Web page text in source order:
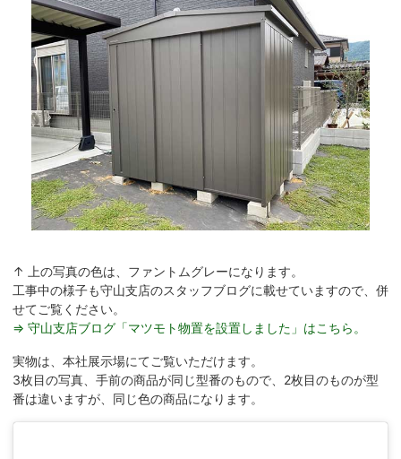
↑ 上の写真の色は、ファントムグレーになります。
工事中の様子も守山支店のスタッフブログに載せていますので、併
せてご覧ください。
⇒ 守山支店ブログ「マツモト物置を設置しました」はこちら。
実物は、本社展示場にてご覧いただけます。
3枚目の写真、手前の商品が同じ型番のもので、2枚目のものが型
番は違いますが、同じ色の商品になります。